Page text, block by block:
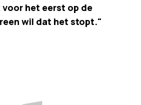
het eerst op de
wil dat het stopt."